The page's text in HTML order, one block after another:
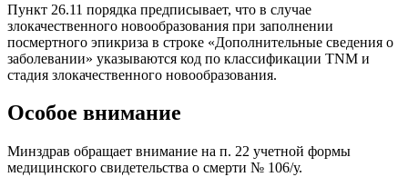
Пункт 26.11 порядка предписывает, что в случае
злокачественного новообразования при заполнении
посмертного эпикриза в строке «Дополнительные сведения о
заболевании» указываются код по классификации TNM и
стадия злокачественного новообразования.
Особое внимание
Минздрав обращает внимание на п. 22 учетной формы
медицинского свидетельства о смерти № 106/у.